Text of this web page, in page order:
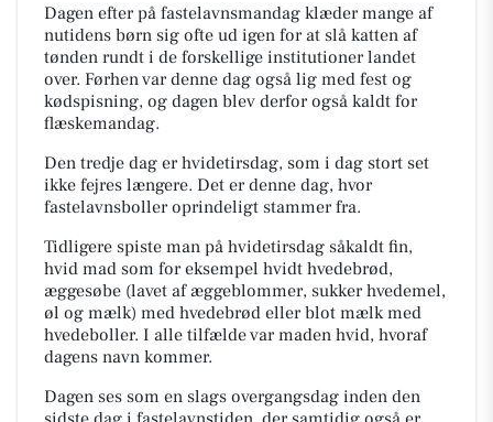
Dagen efter på fastelavnsmandag klæder mange af
nutidens børn sig ofte ud igen for at slå katten af
tønden rundt i de forskellige institutioner landet
over. Førhen var denne dag også lig med fest og
kødspisning, og dagen blev derfor også kaldt for
flæskemandag.
Den tredje dag er hvidetirsdag, som i dag stort set
ikke fejres længere. Det er denne dag, hvor
fastelavnsboller oprindeligt stammer fra.
Tidligere spiste man på hvidetirsdag såkaldt fin,
hvid mad som for eksempel hvidt hvedebrød,
æggesøbe (lavet af æggeblommer, sukker hvedemel,
øl og mælk) med hvedebrød eller blot mælk med
hvedeboller. I alle tilfælde var maden hvid, hvoraf
dagens navn kommer.
Dagen ses som en slags overgangsdag inden den